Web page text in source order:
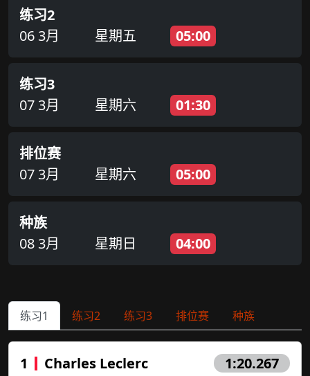
练习2
06 3月
星期五 05:00
练习3
07 3月
星期六 01:30
排位赛
07 3月
星期六 05:00
种族
08 3月
星期日 04:00
练习1 练习2 练习3 排位赛 种族
1 Charles Leclerc 1:20.267